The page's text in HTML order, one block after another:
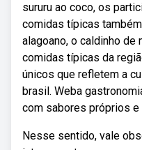
sururu ao coco, os
comidas típicas
alagoano, o caldinho de
comidas típicas da
únicos que refletem a
brasil. Weba
com sabores próprios
Nesse sentido, vale